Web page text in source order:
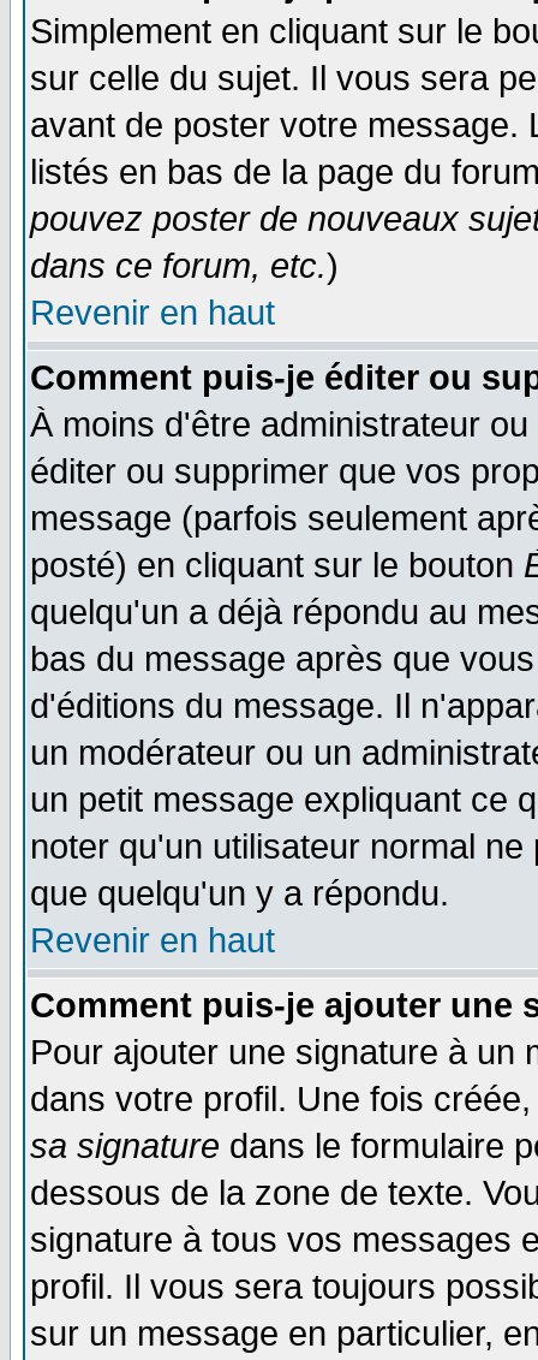
Simplement en cliquant sur le
sur celle du sujet. Il vous sera
avant de poster votre
listés en bas de la page du
pouvez poster de nouveaux
dans ce forum, etc.)
Revenir en haut
Comment puis-je éditer ou
À moins d'être administrateur
éditer ou supprimer que vos
message (parfois seulement
posté) en cliquant sur le bouton
quelqu'un a déjà répondu au
bas du message après que
d'éditions du message. Il
un modérateur ou un
un petit message expliquant ce
noter qu'un utilisateur normal
que quelqu'un y a répondu.
Revenir en haut
Comment puis-je ajouter une
Pour ajouter une signature à un
dans votre profil. Une fois
sa signature dans le formulaire
dessous de la zone de texte.
signature à tous vos messages
profil. Il vous sera toujours
sur un message en particulier,